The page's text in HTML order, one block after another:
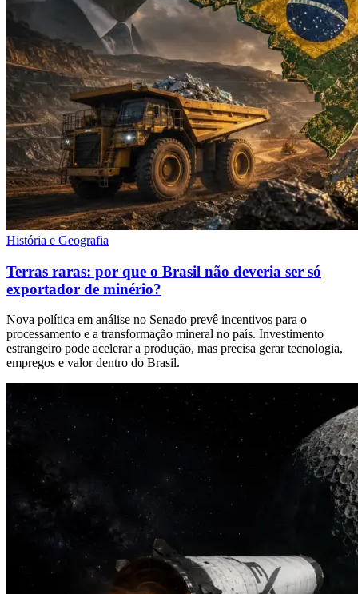
História e Geografia
Terras raras: por que o Brasil não deveria ser só
exportador de minério?
Nova política em análise no Senado prevê incentivos para o
processamento e a transformação mineral no país. Investimento
estrangeiro pode acelerar a produção, mas precisa gerar tecnologia,
empregos e valor dentro do Brasil.